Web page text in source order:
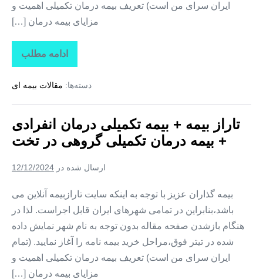
ایران سرای من است) تعریف بیمه درمان تکمیلی اهمیت و
مزایای بیمه درمان […]
ادامه مطلب
تاراز
بیمه
بیمه
درمان
+
بیمه
درمان
تکمیلی
در
دسته‌ها: مقالات بیمه ای
تاراز بیمه + بیمه تکمیلی درمان انفرادی
+ بیمه درمان تکمیلی گروهی در تخت
ارسال شده در 12/12/2024
بیمه گذاران عزیز با توجه به اینکه سایت تارازبیمه آنلاین می
باشد،بنابراین در تمامی شهرهای ایران قابل اجراست. لذا در
هنگام بازشدن صفحه مقاله بدون توجه به نام شهر نمایش داده
شده در تیتر فوق،مراحل خرید بیمه نامه را آغاز نمایید. (تمام
ایران سرای من است) تعریف بیمه درمان تکمیلی اهمیت و
مزایای بیمه درمان […]